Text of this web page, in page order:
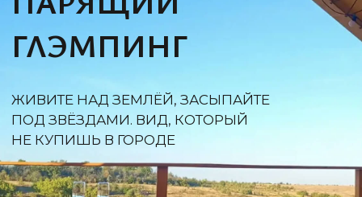
ПОД ЗВЁЗДАМИ. ВИД, КОТОРЫЙ
НЕ КУПИШЬ В ГОРОДЕ